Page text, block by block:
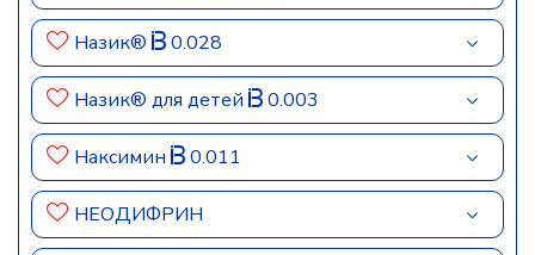
Назик® 0.028
Назик® для детей 0.003
Наксимин 0.011
НЕОДИФРИН